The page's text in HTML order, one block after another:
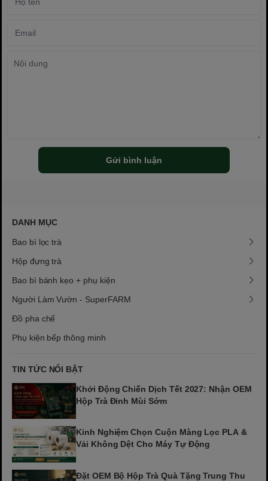
Gửi bình luận
DANH MỤC
Bao bì lọc trà
Hộp đựng trà
Bao bì bánh kẹo + phụ kiện
Người Làm Vườn - SuperFARM
Đồ pha chế
Phụ kiện bếp thông minh
TIN TỨC NỔI BẬT
Khởi Động Chiến Dịch Tết 2027: Nhận OEM
Hộp Trà Đinh Mùi Sớm
Kinh Nghiệm Chọn Cuộn Màng Lọc PLA &
Vải Không Dệt Cho Máy Tự Động
Đặt OEM Bộ Hộp Trà Quà Tặng Trung Thu